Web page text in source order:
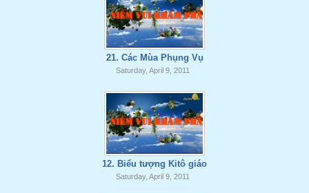
21. Các Mùa Phụng Vụ
Saturday, April 9, 2011
12. Biểu tượng Kitô giáo
Saturday, April 9, 2011